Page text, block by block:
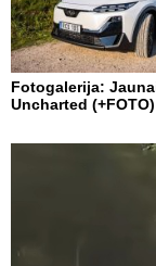
Fotogalerija:
Uncharted (+FOTO)